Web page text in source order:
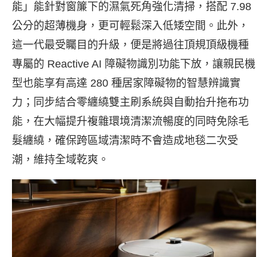
能」能針對窗簾下的濕氣死角強化清掃，搭配 7.98
公分的超薄機身，更可輕鬆深入低矮空間。此外，
這一代最受矚目的升級，便是將過往頂規頂級機種
專屬的 Reactive AI 障礙物識別功能下放，讓親民機
型也能享有高達 280 種居家障礙物的智慧辨識實
力；同步結合零纏繞雙主刷系統與自動抬升拖布功
能，在大幅提升複雜環境清潔流暢度的同時免除毛
髮纏繞，確保跨區域清潔時不會造成地毯二次受
潮，維持全域乾爽。